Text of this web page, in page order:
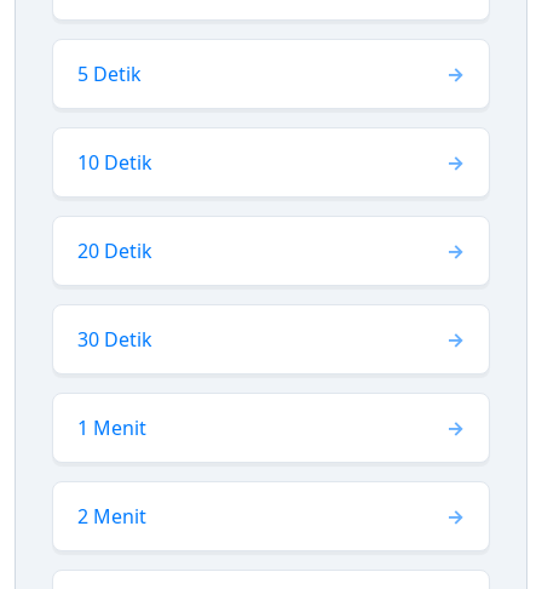
5 Detik
10 Detik
20 Detik
30 Detik
1 Menit
2 Menit